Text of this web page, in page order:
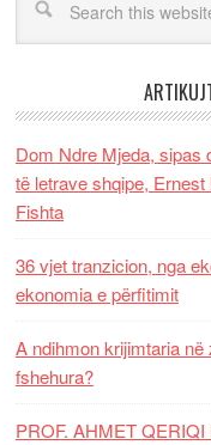
Dom Ndre Mjeda, sipas
të letrave shqipe,
Fishta
36 vjet tranzicion, nga
ekonomia e përfitimit
A ndihmon krijimtaria
fshehura?
PROF. AHMET